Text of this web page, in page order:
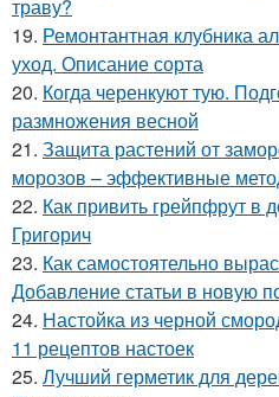
траву?
19. Ремонтантная клубника
уход. Описание сорта
20. Когда черенкуют тую.
размножения весной
21. Защита растений от
морозов – эффективные
22. Как привить грейпфрут в
Григорич
23. Как самостоятельно
Добавление статьи в новую
24. Настойка из черной
11 рецептов настоек
25. Лучший герметик для